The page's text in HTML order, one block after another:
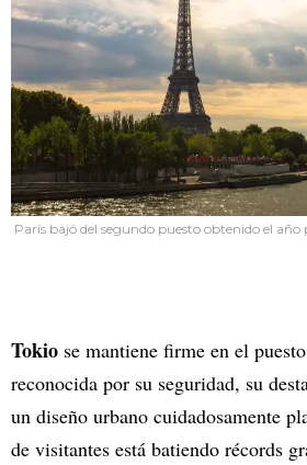
París bajó del segundo puesto obtenido el año
Tokio se mantiene firme en el
reconocida por su seguridad, su
un diseño urbano cuidadosamente
de visitantes está batiendo récords